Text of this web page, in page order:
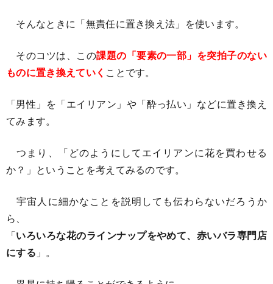
そんなときに「無責任に置き換え法」を使います。
そのコツは、この課題の「要素の一部」を突拍子のない
ものに置き換えていく ことです。
「男性」を「エイリアン」や「酔っ払い」などに置き換え
てみます。
つまり、「どのようにしてエイリアンに花を買わせる
か？」ということを考えてみるのです。
宇宙人に細かなことを説明しても伝わらないだろうか
ら、
「いろいろな花のラインナップをやめて、赤いバラ専門店
にする 」。